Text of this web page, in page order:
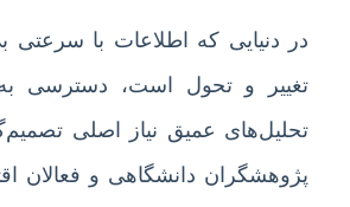
در دنیایی که اطلاعات با سرعتی
تغییر و تحول است، دسترسی به
تحلیل‌های عمیق نیاز اصلی
پژوهشگران دانشگاهی و فعالان